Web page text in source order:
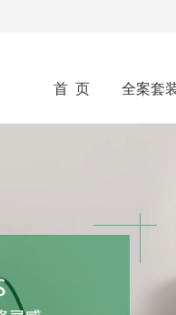
首 页 全案套